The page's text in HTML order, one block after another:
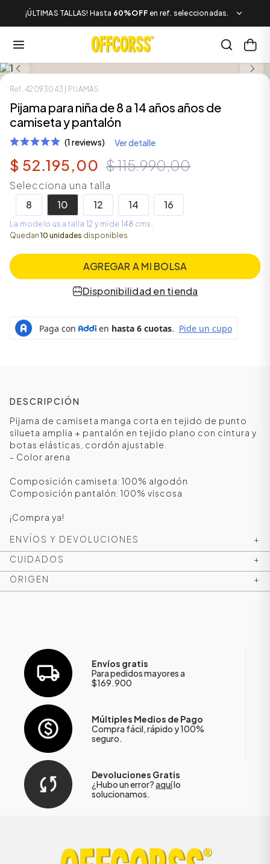
¡ÚLTIMAS TALLAS! Hasta 60%OFF en ref. seleccionadas.
Ref.42093043 | PIJAMAS
Pijama para niña de 8 a 14 años años de
camiseta y pantalón
(1 reviews) Ver detalle
$ 52.195,00 $115.990,00
Selecciona una talla
8
10 12 14 16
La modelo usa talla 12 y mide 148 cms.
Quedan 10 unidades disponibles
AGREGAR A MI BOLSA
Disponibilidad en tienda
DESCRIPCIÓN
Pijama de camiseta manga corta en tejido de punto
silueta amplia + pantalón en tejido plano con cintura y
botas elásticas, cordón ajustable.
- Color arena
Composición camiseta: 100% algodón
Composición pantalón: 100% viscosa
¡Compra ya!
ENVÍOS Y DEVOLUCIONES
+
CUIDADOS
+
ORIGEN
+
Envíos gratis
Para pedidos mayores a
$169.900
Múltiples Medios de Pago
Compra fácil, rápido y 100%
seguro.
Devoluciones Gratis
¿Hubo un error?aquílo
solucionamos.